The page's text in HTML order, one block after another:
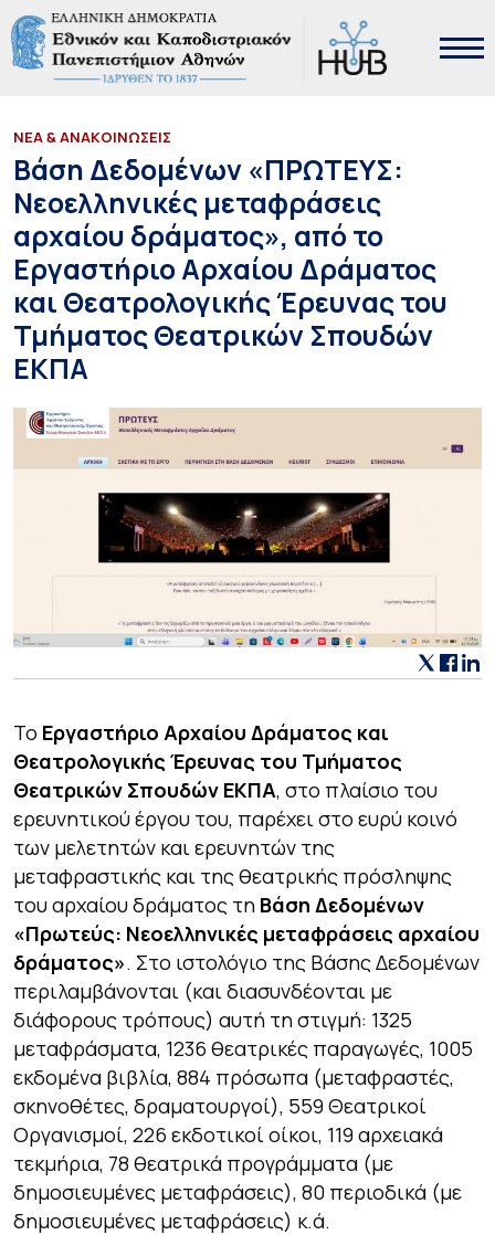
ΝΕΑ & ΑΝΑΚΟΙΝΩΣΕΙΣ
Βάση Δεδομένων «ΠΡΩΤΕΥΣ:
Νεοελληνικές μεταφράσεις
αρχαίου δράματος», από το
Εργαστήριο Αρχαίου Δράματος
και Θεατρολογικής Έρευνας του
Τμήματος Θεατρικών Σπουδών
ΕΚΠΑ
Το Εργαστήριο Αρχαίου Δράματος και
Θεατρολογικής Έρευνας του Τμήματος
Θεατρικών Σπουδών ΕΚΠΑ, στο πλαίσιο του
ερευνητικού έργου του, παρέχει στο ευρύ κοινό
των μελετητών και ερευνητών της
μεταφραστικής και της θεατρικής πρόσληψης
του αρχαίου δράματος τη Βάση Δεδομένων
«Πρωτεύς: Νεοελληνικές μεταφράσεις αρχαίου
δράματος». Στο ιστολόγιο της Βάσης Δεδομένων
περιλαμβάνονται (και διασυνδέονται με
διάφορους τρόπους) αυτή τη στιγμή: 1325
μεταφράσματα, 1236 θεατρικές παραγωγές, 1005
εκδομένα βιβλία, 884 πρόσωπα (μεταφραστές,
σκηνοθέτες, δραματουργοί), 559 Θεατρικοί
Οργανισμοί, 226 εκδοτικοί οίκοι, 119 αρχειακά
τεκμήρια, 78 θεατρικά προγράμματα (με
δημοσιευμένες μεταφράσεις), 80 περιοδικά (με
δημοσιευμένες μεταφράσεις) κ.ά.